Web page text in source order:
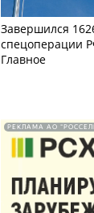
Завершился
спецоперации
Главное
РЕКЛАМА АО